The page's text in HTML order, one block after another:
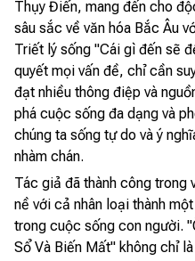
Thụy Điển, mang đến cho
sâu sắc về văn hóa Bắc Âu
Triết lý sống "Cái gì đến sẽ
quyết mọi vấn đề, chỉ cần
đạt nhiều thông điệp và
phá cuộc sống đa dạng và
chúng ta sống tự do và ý
nhàm chán.
Tác giả đã thành công trong
nề với cả nhân loại thành
trong cuộc sống con người.
Sổ Và Biến Mất" không chỉ